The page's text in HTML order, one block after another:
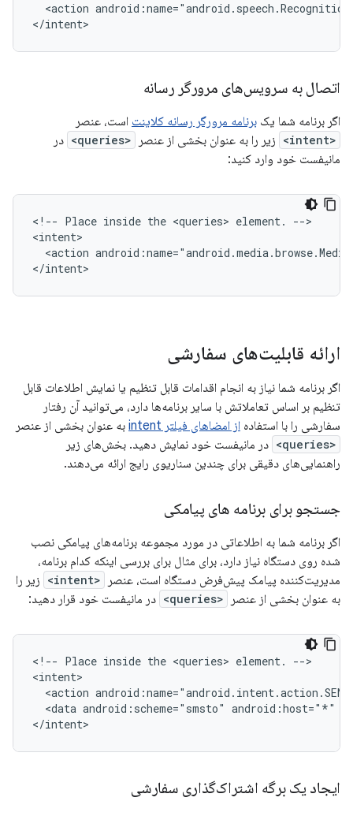
<action
</intent>
اتصال به سرویس‌های مرورگر رسانه
اگر برنامه شما یک برنامه مرورگر رسانه کلاینت است، عنصر
<intent> زیر را به عنوان بخشی از عنصر <queries>
در
مانیفست خود وارد کنید:
<!-- Place inside the <queries> element.
-->
<action
</intent>
ارائه قابلیت‌های سفارشی
اگر برنامه شما نیاز به انجام اقدامات قابل تنظیم یا نمایش اطلاعات قابل
تنظیم بر اساس تعاملاتش با سایر برنامه‌ها دارد، می‌توانید آن رفتار
سفارشی را با استفاده از امضاهای فیلتر intent به عنوان بخشی از عنصر
<queries>
در مانیفست خود نمایش دهید. بخش‌های زیر
راهنمایی‌های دقیقی برای چندین سناریوی رایج ارائه می‌دهند.
جستجو برای برنامه های پیامکی
اگر برنامه شما به اطلاعاتی در مورد مجموعه برنامه‌های پیامکی نصب
شده روی دستگاه نیاز دارد، برای مثال برای بررسی اینکه کدام برنامه،
مدیریت‌کننده پیامک پیش‌فرض دستگاه است، عنصر
<intent>
زیر را
به عنوان بخشی از عنصر
<queries> در مانیفست خود قرار دهید:
<!-- Place inside the <queries> element.
-->
<action
<data android:scheme="smsto" android:host="*"
</intent>
ایجاد یک برگه اشتراک‌گذاری سفارشی